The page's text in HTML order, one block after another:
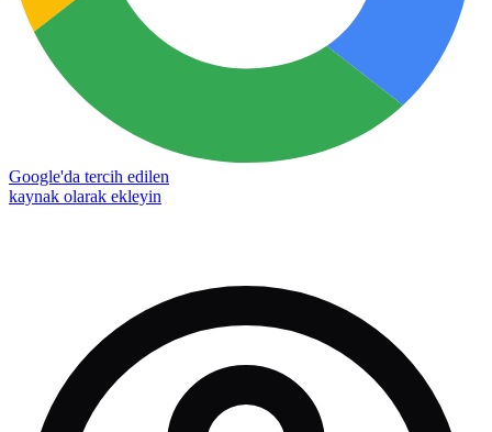
Google'da tercih edilen
kaynak olarak ekleyin